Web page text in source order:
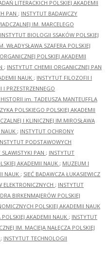
LITERACKICH POLSKIEJ AKADEMII
PAN ; INSTYTUT BADAWCZY
IM. MARCELEGO
INSTYTUT BIOLOGII SSAKÓW POLSKIEJ
WŁADYSŁAWA SZAFERA POLSKIEJ
POLSKIEJ AKADEMII
; INSTYTUT CHEMII ORGANICZNEJ PAN
NAUK ; INSTYTUT FILOZOFII I
I PRZESTRZENNEGO
im. TADEUSZA MANTEUFFLA
POLSKIEGO POLSKIEJ AKADEMII
I KLINICZNEJ IM.MIROSŁAWA
NAUK ; INSTYTUT OCHRONY
PODSTAWOWYCH
PAN ; INSTYTUT
AKADEMII NAUK ; MUZEUM I
NAUK ; SIEĆ BADAWCZA ŁUKASIEWICZ
; INSTYTUT
BIRKENMAJERÓW POLSKIEJ
POLSKIEJ AKADEMII NAUK
AKADEMII NAUK ; INSTYTUT
IM. MACIEJA NAŁĘCZA POLSKIEJ
; INSTYTUT TECHNOLOGII